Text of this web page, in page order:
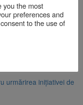
soția de două
Bărbat prins în
urmărirea inițiativei de
you the most
preferences and
to the use of